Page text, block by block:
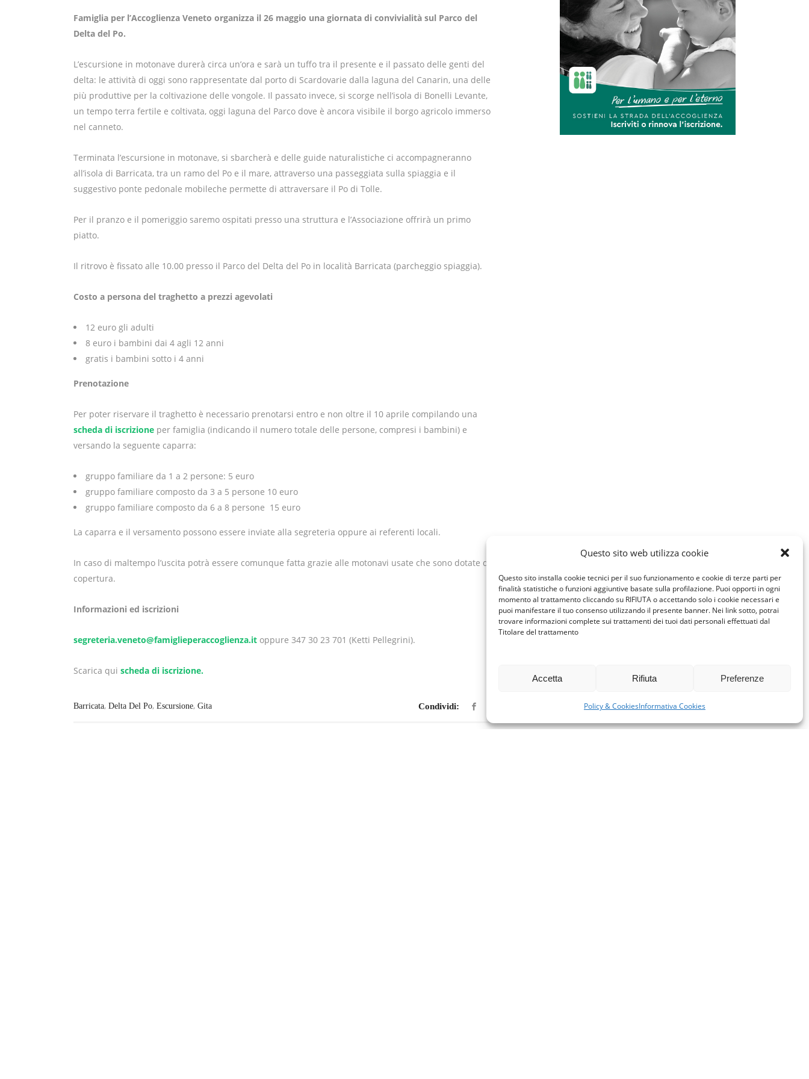
Questo sito web utilizza cookie
Questo sito installa cookie tecnici per il suo funzionamento e cookie di terze parti per
finalità statistiche o funzioni aggiuntive basate sulla profilazione. Puoi opporti in ogni
momento al trattamento cliccando su RIFIUTA o accettando solo i cookie necessari e
puoi manifestare il tuo consenso utilizzando il presente banner. Nei link sotto, potrai
trovare informazioni complete sui trattamenti dei tuoi dati personali effettuati dal
Titolare del trattamento
Accetta Rifiuta Preferenze
Policy & CookiesInformativa Cookies
Famiglia per l’Accoglienza Veneto organizza il 26 maggio una giornata di convivialità sul Parco del
Delta del Po.
L’escursione in motonave durerà circa un’ora e sarà un tuffo tra il presente e il passato delle genti del
delta: le attività di oggi sono rappresentate dal porto di Scardovarie dalla laguna del Canarin, una delle
più produttive per la coltivazione delle vongole. Il passato invece, si scorge nell’isola di Bonelli Levante,
un tempo terra fertile e coltivata, oggi laguna del Parco dove è ancora visibile il borgo agricolo immerso
nel canneto.
Terminata l’escursione in motonave, si sbarcherà e delle guide naturalistiche ci accompagneranno
all’isola di Barricata, tra un ramo del Po e il mare, attraverso una passeggiata sulla spiaggia e il
suggestivo ponte pedonale mobileche permette di attraversare il Po di Tolle.
Per il pranzo e il pomeriggio saremo ospitati presso una struttura e l’Associazione offrirà un primo
piatto.
Il ritrovo è fissato alle 10.00 presso il Parco del Delta del Po in località Barricata (parcheggio spiaggia).
Costo a persona del traghetto a prezzi agevolati
12 euro gli adulti
8 euro i bambini dai 4 agli 12 anni
gratis i bambini sotto i 4 anni
Prenotazione
Per poter riservare il traghetto è necessario prenotarsi entro e non oltre il 10 aprile compilando una
scheda di iscrizione per famiglia (indicando il numero totale delle persone, compresi i bambini) e
versando la seguente caparra:
gruppo familiare da 1 a 2 persone: 5 euro
gruppo familiare composto da 3 a 5 persone 10 euro
gruppo familiare composto da 6 a 8 persone 15 euro
La caparra e il versamento possono essere inviate alla segreteria oppure ai referenti locali.
In caso di maltempo l’uscita potrà essere comunque fatta grazie alle motonavi usate che sono dotate di
copertura.
Informazioni ed iscrizioni
segreteria.veneto@famiglieperaccoglienza.it oppure 347 30 23 701 (Ketti Pellegrini).
Scarica qui scheda di iscrizione.
Barricata, Delta Del Po, Escursione, Gita Condividi: